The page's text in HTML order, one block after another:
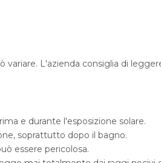
variare. L'azienda consiglia di
e durante l'esposizione solare.
soprattutto dopo il bagno.
essere pericolosa.